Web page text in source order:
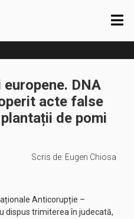
DNA
acte false
de pomi
Scris de: Eugen Chiosa
Anticorupție –
dispus trimiterea în judecată,